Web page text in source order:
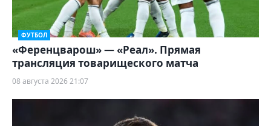
ФУТБОЛ
«Ференцварош» — «Реал». Прямая
трансляция товарищеского матча
08 августа 2026 21:07